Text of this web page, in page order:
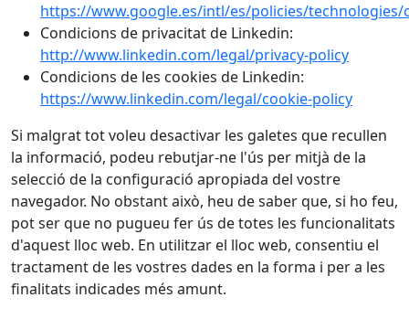
https://www.google.es/intl/es/policies/technologies/
Condicions de privacitat de Linkedin:
http://www.linkedin.com/legal/privacy-policy
Condicions de les cookies de Linkedin:
https://www.linkedin.com/legal/cookie-policy
Si malgrat tot voleu desactivar les galetes que recullen
la informació, podeu rebutjar-ne l'ús per mitjà de la
selecció de la configuració apropiada del vostre
navegador. No obstant això, heu de saber que, si ho feu,
pot ser que no pugueu fer ús de totes les funcionalitats
d'aquest lloc web. En utilitzar el lloc web, consentiu el
tractament de les vostres dades en la forma i per a les
finalitats indicades més amunt.